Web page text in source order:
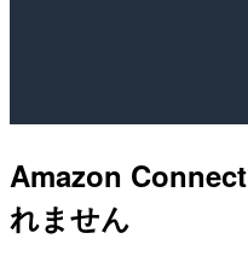
Amazon
れません